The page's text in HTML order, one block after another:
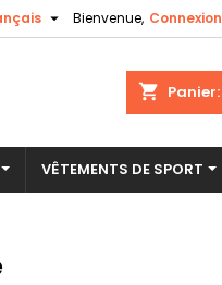
Bienvenue, Connexion

shopping_cart Panier:
VÊTEMENTS DE SPORT